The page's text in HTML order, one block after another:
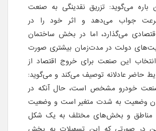
باره می‌گوید: تزریق نقدینگی به صنعت
جواب می‌دهد و اثر خود را در
می‌گذارد، اما در بخش ساختمان
دولت در مدت‌زمان بیشتری صورت
این صنعت برای خروج اقتصاد از
حاضر عادلانه توصیف می‌کند و می‌گوید:
خودرو مشخص است، حال آنکه در
وضعیت به شدت متغیر است و وضعیت
مناطق و بخش‌های مختلف به یک شکل